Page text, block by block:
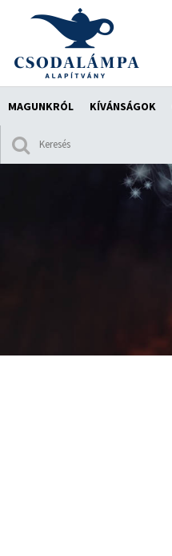
MAGUNKRÓL KÍVÁNSÁGOK